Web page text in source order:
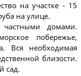
на участке - 15
на улице.
домами.
побережье,
Вся необходимая
близости.
сад.